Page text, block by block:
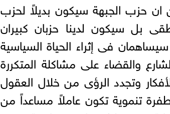
ان حزب الجبهة سيكون بديلاً لحزب
بل سيكون لدينا حزبان كبيران
فى إثراء الحياة السياسية
والقضاء على مشاكلة المتكررة
وتجدد الرؤى من خلال العقول
تنموية تكون عاملاً مساعداً من